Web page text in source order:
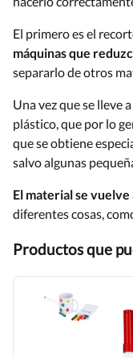
El primero es el
máquinas que
separarlo de otros
Una vez que se lleve
plástico, que por lo
que se obtiene
salvo algunas
El material se
diferentes cosas,
Productos que